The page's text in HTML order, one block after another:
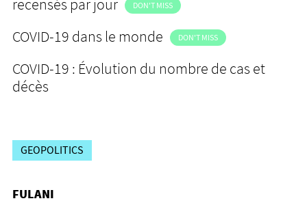
recensés par jour
DON'T MISS
COVID-19 dans le monde DON'T MISS
COVID-19 : Évolution du nombre de cas et
décès
GEOPOLITICS
FULANI